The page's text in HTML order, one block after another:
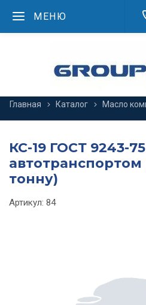
МЕНЮ
Главная Каталог Масло
КС-19 ГОСТ 9243-
тонну)
Артикул: 84